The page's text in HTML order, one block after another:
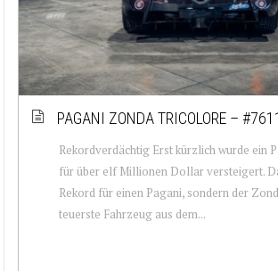
PAGANI ZONDA TRICOLORE –
Rekordverdächtig Erst kürzlich wurde ein
für über elf Millionen Dollar versteigert.
Rekord für einen Pagani, sondern der
teuerste Fahrzeug aus dem...